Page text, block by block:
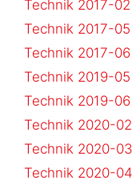
Technik 2017-02
Technik 2017-05
Technik 2017-06
Technik 2019-05
Technik 2019-06
Technik 2020-02
Technik 2020-03
Technik 2020-04